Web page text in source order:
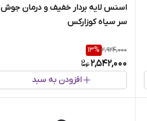
اسنس لایه بردار خفیف و درمان جوش
سر سیاه کوزارکس
2,924,000
13%
2,542,000
افزودن به سبد